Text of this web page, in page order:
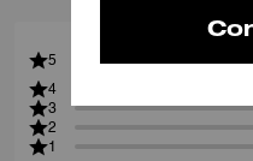
5
4
3
2
1